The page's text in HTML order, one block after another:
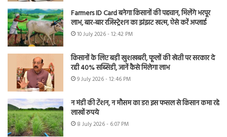
Farmers ID Card बनेगा किसानों की पहचान, मिलेंगे भरपूर
लाभ, बार-बार रजिस्ट्रेशन का झंझट खत्म, ऐसे करें अप्लाई
10 July 2026 - 12:42 PM
किसानों के लिए बड़ी खुशखबरी, फूलों की खेती पर सरकार दे
रही 40% सब्सिडी, जानें कैसे मिलेगा लाभ
9 July 2026 - 12:46 PM
न मंडी की टेंशन, न मौसम का डर! इस फसल से किसान कमा रहे
लाखों रुपये
8 July 2026 - 6:07 PM